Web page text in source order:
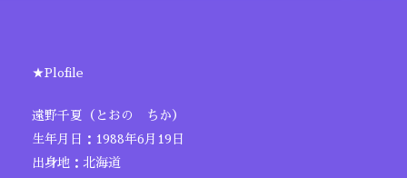
★Plofile
遠野千夏（とおの ちか）
生年月日：1988年6月19日
出身地：北海道